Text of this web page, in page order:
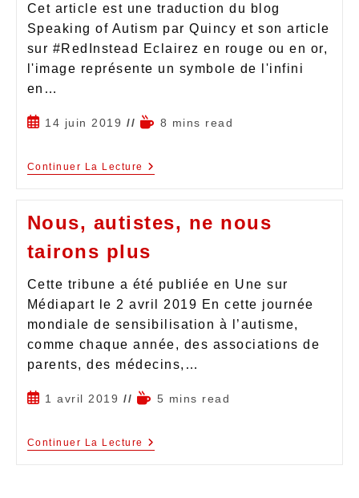
Cet article est une traduction du blog
Speaking of Autism par Quincy et son article
sur #RedInstead Eclairez en rouge ou en or,
l'image représente un symbole de l'infini
en…
14 juin 2019 8 mins read
Continuer La Lecture
Nous, autistes, ne nous
tairons plus
Cette tribune a été publiée en Une sur
Médiapart le 2 avril 2019 En cette journée
mondiale de sensibilisation à l’autisme,
comme chaque année, des associations de
parents, des médecins,…
1 avril 2019 5 mins read
Continuer La Lecture